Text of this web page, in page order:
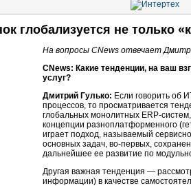
глобализуется не только
На вопросы CNews отвечает
CNews: Какие тенденции, на ваш
услуг?
Дмитрий Гулько: Если говорить об
процессов, то просматривается
глобальных монолитных ERP-
концепции разноплатформенного
играет подход, называемый
основных задач, во-первых,
дальнейшее ее развитие по
Другая важная тенденция —
информации) в качестве